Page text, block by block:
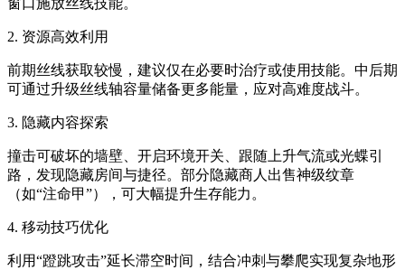
2. 资源高效利用
前期丝线获取较慢，建议仅在必要时治疗或使用技能。中后期
可通过升级丝线轴容量储备更多能量，应对高难度战斗。
3. 隐藏内容探索
撞击可破坏的墙壁、开启环境开关、跟随上升气流或光蝶引
路，发现隐藏房间与捷径。部分隐藏商人出售神级纹章
（如“注命甲”），可大幅提升生存能力。
4. 移动技巧优化
利用“蹬跳攻击”延长滞空时间，结合冲刺与攀爬实现复杂地形